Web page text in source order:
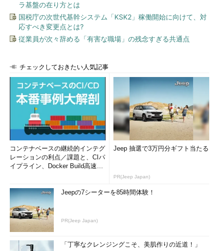
ラ基盤の在り方とは
国税庁の次世代基幹システム「KSK2」稼働開始に向けて、対
応すべき変更点とは?
従業員が次々辞める「有害な職場」の残念すぎる共通点
チェックしておきたい人気記事
コンテナベースの継続的インテグ
レーションの利点／課題と、CIパ
イプライン、Docker Build高速化
Jeep 抽選で3万円分ギフト当たる
PR(Jeep Japan)
Jeepの7シーターを85時間体験！
PR(Jeep Japan)
「丁寧なクレンジングこそ、美肌作りの近道！」